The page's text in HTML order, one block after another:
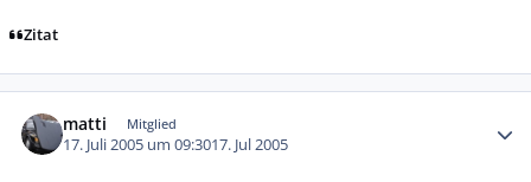
Zitat
matti Mitglied
17. Juli 2005 um 09:3017. Jul 2005